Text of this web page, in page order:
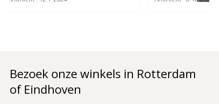
Bezoek onze winkels in Rotterdam
of Eindhoven